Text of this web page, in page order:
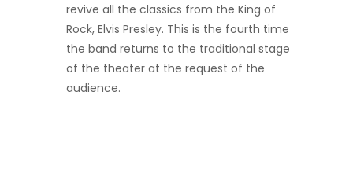
revive all the classics from the King of
Rock, Elvis Presley. This is the fourth time
the band returns to the traditional stage
of the theater at the request of the
audience.